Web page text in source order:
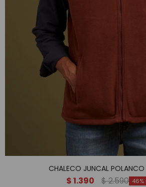
CHALECO JUNCAL
$1.390 $2.590 46